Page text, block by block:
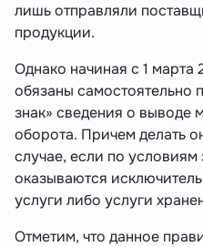
лишь отправляли
продукции.
Однако начиная с 1 марта
обязаны самостоятельно
знак» сведения о выводе
оборота. Причем делать
случае, если по
оказываются
услуги либо услуги
Отметим, что данное